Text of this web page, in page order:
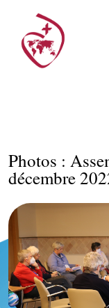
Photos :
décembre